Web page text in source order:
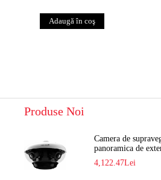
Produse Noi
Camera de
panoramica de
Navaio NGC-
4,122.47Lei